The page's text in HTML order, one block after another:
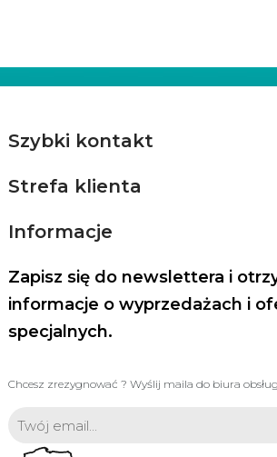
Szybki kontakt
Strefa klienta
Informacje
Zapisz się do newslettera i
informacje o wyprzedażach i
specjalnych.
Chcesz zrezygnować ? Wyślij maila do biura